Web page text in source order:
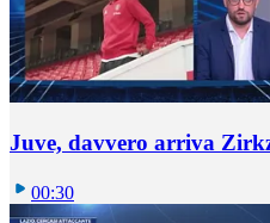
Juve, davvero arriva
00:30